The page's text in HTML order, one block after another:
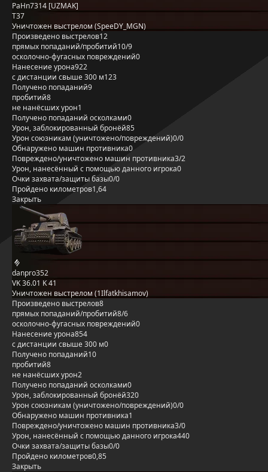
PaHn7314 [UZMAK]
T37
Уничтожен выстрелом (SpeeDY_MGN)
Произведено выстрелов12
прямых попаданий/пробитий10/9
осколочно-фугасных повреждений0
Нанесение урона922
с дистанции свыше 300 м123
Получено попаданий9
пробитий8
не нанёсших урон1
Получено попаданий осколками0
Урон, заблокированный бронёй85
Урон союзникам (уничтожено/повреждений)0/0
Обнаружено машин противника0
Повреждено/уничтожено машин противника3/2
Урон, нанесённый с помощью данного игрока0
Очки захвата/защиты базы0/0
Пройдено километров1,64
Закрыть
danpro352
VK 36.01 K 41
Уничтожен выстрелом (1Ilfatkhisamov)
Произведено выстрелов8
прямых попаданий/пробитий8/6
осколочно-фугасных повреждений0
Нанесение урона854
с дистанции свыше 300 м0
Получено попаданий10
пробитий8
не нанёсших урон2
Получено попаданий осколками0
Урон, заблокированный бронёй320
Урон союзникам (уничтожено/повреждений)0/0
Обнаружено машин противника1
Повреждено/уничтожено машин противника3/0
Урон, нанесённый с помощью данного игрока440
Очки захвата/защиты базы0/0
Пройдено километров0,85
Закрыть